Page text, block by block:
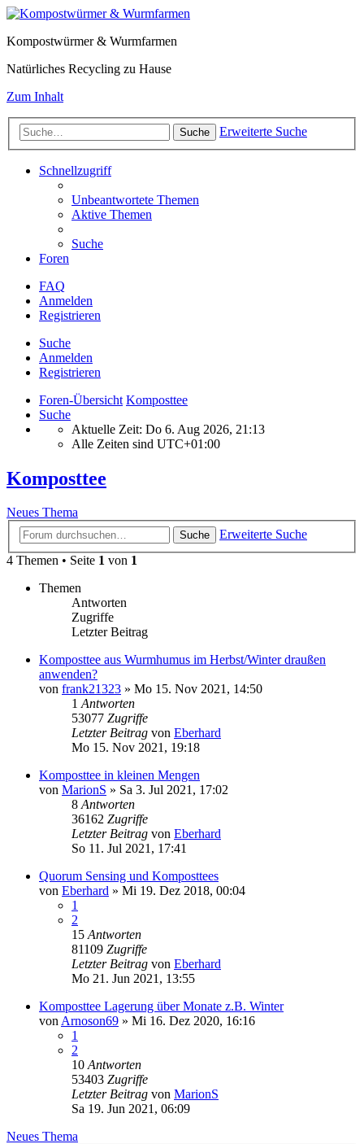
Kompostwürmer & Wurmfarmen
Natürliches Recycling zu Hause
Zum Inhalt
Suche Erweiterte Suche
Schnellzugriff
Unbeantwortete Themen
Aktive Themen
Suche
Foren
FAQ
Anmelden
Registrieren
Suche
Anmelden
Registrieren
Foren-Übersicht Komposttee
Suche
Aktuelle Zeit: Do 6. Aug 2026, 21:13
Alle Zeiten sind UTC+01:00
Komposttee
Neues Thema
Suche
Erweiterte Suche
4 Themen • Seite 1 von 1
Themen
Antworten
Zugriffe
Letzter Beitrag
Komposttee aus Wurmhumus im Herbst/Winter draußen
anwenden?
von frank21323 » Mo 15. Nov 2021, 14:50
1 Antworten
53077 Zugriffe
Letzter Beitrag von Eberhard
Mo 15. Nov 2021, 19:18
Komposttee in kleinen Mengen
von MarionS » Sa 3. Jul 2021, 17:02
8 Antworten
36162 Zugriffe
Letzter Beitrag von Eberhard
So 11. Jul 2021, 17:41
Quorum Sensing und Komposttees
von Eberhard » Mi 19. Dez 2018, 00:04
1
2
15 Antworten
81109 Zugriffe
Letzter Beitrag von Eberhard
Mo 21. Jun 2021, 13:55
Komposttee Lagerung über Monate z.B. Winter
von Arnoson69 » Mi 16. Dez 2020, 16:16
1
2
10 Antworten
53403 Zugriffe
Letzter Beitrag von MarionS
Sa 19. Jun 2021, 06:09
Neues Thema